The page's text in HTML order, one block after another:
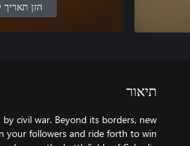
הזן תאריך
תיאור
civil war. Beyond its borders, new
your followers and ride forth to win